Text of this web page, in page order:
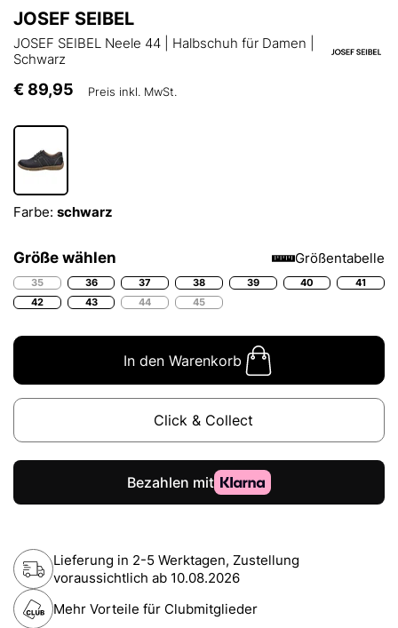
JOSEF SEIBEL
JOSEF SEIBEL Neele 44 | Halbschuh für Damen |
Schwarz
€ 89,95 Preis inkl. MwSt.
Farbe: schwarz
Größe wählen Größentabelle
35 36 37 38 39 40
41
42
43 44 45
In den Warenkorb
Click & Collect
Lieferung in 2-5 Werktagen, Zustellung
voraussichtlich ab 10.08.2026
Mehr Vorteile für Clubmitglieder